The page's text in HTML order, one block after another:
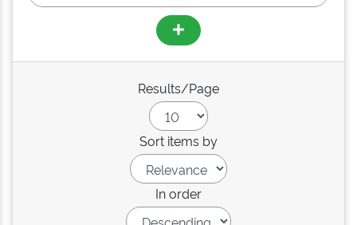
Results/Page
Sort items by
In order